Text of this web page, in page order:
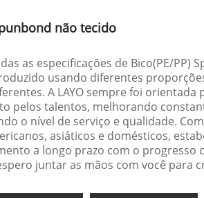
não tecido
as especificações de Bico(PE/PP)
usando diferentes
A LAYO sempre foi orientada
pelos talentos, melhorando
o nível de serviço e qualidade.
asiáticos e domésticos,
a longo prazo com o progresso
juntar as mãos com você para